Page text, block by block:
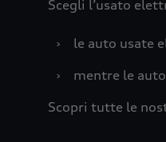
Scegli l’usato
›
le auto usate
›
mentre le
Scopri tutte le